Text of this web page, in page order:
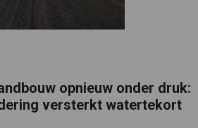
opnieuw onder druk:
versterkt watertekort